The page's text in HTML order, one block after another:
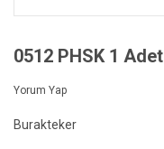
0512 PHSK 1 Adet
Yorum Yap
Burakteker